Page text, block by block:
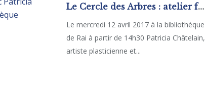
Le Cercle des Arbres : atelier fresque collective avec Patricia Châtelain à la bibliothèque
Le mercredi 12 avril 2017 à la bibliothèque
de Rai à partir de 14h30 Patricia Châtelain,
artiste plasticienne et...